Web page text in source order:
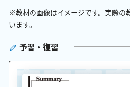
※教材の画像はイメージです。実際の
います。
予習・復習